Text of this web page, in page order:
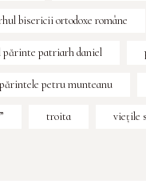
bisericii ortodoxe române
patriarh daniel
părintele petru munteanu
troita viețile